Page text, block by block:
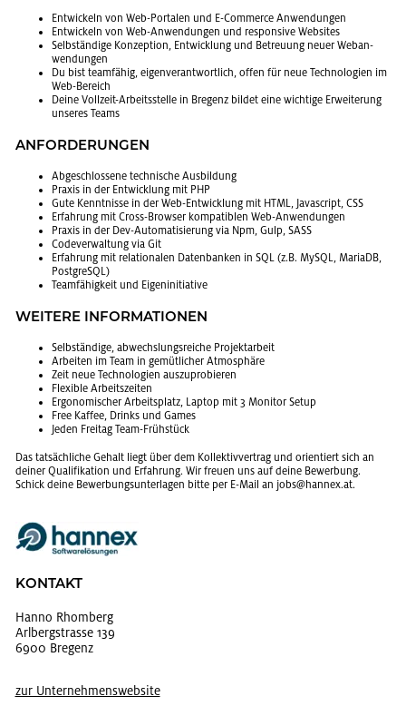
Ent­wi­ckeln von Web-Por­ta­len und E-Com­mer­ce An­wen­dun­gen
Ent­wi­ckeln von Web-An­wen­dun­gen und re­spon­si­ve Web­sites
Selb­stän­di­ge Kon­zep­ti­on, Ent­wick­lung und Be­treu­ung neuer Web­an­
wen­dun­gen
Du bist team­fä­hig, ei­gen­ver­ant­wort­lich, offen für neue Tech­no­lo­gi­en im
Web-Be­reich
Deine Voll­zeit-Ar­beits­stel­le in Bre­genz bil­det eine wich­ti­ge Er­wei­te­rung
un­se­res Teams
AN­FOR­DE­RUN­GEN
Ab­ge­schlos­se­ne tech­ni­sche Aus­bil­dung
Pra­xis in der Ent­wick­lung mit PHP
Gute Kennt­nis­se in der Web-Ent­wick­lung mit HTML, Ja­va­script, CSS
Er­fah­rung mit Cross-Brow­ser kom­pa­ti­blen Web-An­wen­dun­gen
Pra­xis in der Dev-Au­to­ma­ti­sie­rung via Npm, Gulp, SASS
Code­ver­wal­tung via Git
Er­fah­rung mit re­la­tio­na­len Da­ten­ban­ken in SQL (z.B. MySQL, Ma­riaDB,
Post­greS­QL)
Team­fä­hig­keit und Ei­gen­in­itia­ti­ve
WEI­TE­RE IN­FOR­MA­TIO­NEN
Selb­stän­di­ge, ab­wechs­lungs­rei­che Pro­jekt­ar­beit
Ar­bei­ten im Team in ge­müt­li­cher At­mo­sphä­re
Zeit neue Tech­no­lo­gi­en aus­zu­pro­bie­ren
Fle­xi­ble Ar­beits­zei­ten
Er­go­no­mi­scher Ar­beits­platz, Lap­top mit 3 Mo­ni­tor Setup
Free Kaf­fee, Drinks und Games
Jeden Frei­tag Team-Früh­stück
Das tat­säch­li­che Ge­halt liegt über dem Kol­lek­tiv­ver­trag und ori­en­tiert sich an
dei­ner Qua­li­fi­ka­ti­on und Er­fah­rung. Wir freu­en uns auf deine Be­wer­bung.
Schick deine Be­wer­bungs­un­ter­la­gen bitte per E-Mail an jobs@​hannex.​at.
KON­TAKT
Hanno Rhom­berg
Arl­berg­stras­se 139
6900 Bre­genz
zur Un­ter­neh­mens­web­site